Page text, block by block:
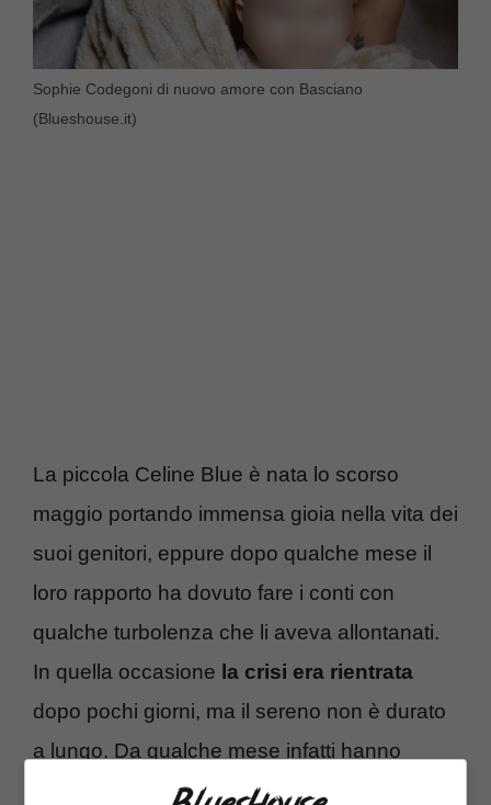
Sophie Codegoni di nuovo amore con Basciano
(Blueshouse.it)
La piccola Celine Blue è nata lo scorso
maggio portando immensa gioia nella vita dei
suoi genitori, eppure dopo qualche mese il
loro rapporto ha dovuto fare i conti con
qualche turbolenza che li aveva allontanati.
In quella occasione la crisi era rientrata
dopo pochi giorni, ma il sereno non è durato
a lungo. Da qualche mese infatti hanno
messo fine alla loro relazione, entrambi